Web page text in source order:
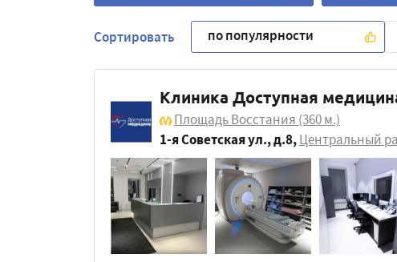
Сортировать по популярности
Клиника Доступная
Площадь Восстания (360 м.)
1-я Советская ул., д.8,Центральный